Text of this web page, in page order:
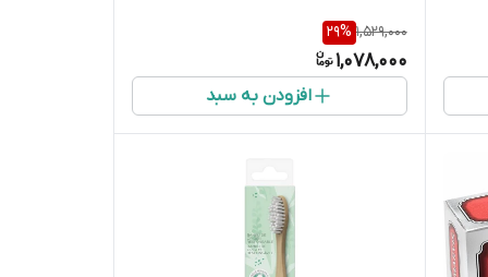
1,529,000
29%
1,078,000
افزودن به سبد